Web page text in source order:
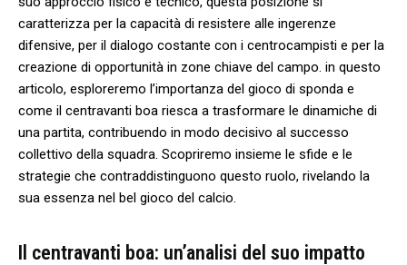
caratterizza per‍ la capacità‍ di resistere alle⁤ ingerenze ​
difensive,​ per il dialogo costante con i ‌centrocampisti e per⁢ la
creazione di opportunità in ⁣zone chiave del campo. in questo
articolo, ​esploreremo ⁣l’importanza del gioco di sponda⁤ e
come il​ centravanti boa riesca‍ a trasformare le⁣ dinamiche di
una partita, contribuendo in modo decisivo ​al successo⁣
collettivo della squadra.⁣ Scopriremo‍ insieme le‌ sfide e ‍le
strategie che contraddistinguono questo ​ruolo, rivelando la
sua essenza⁢ nel bel gioco del calcio.
Il centravanti ⁢boa:‍ un’analisi del suo impatto